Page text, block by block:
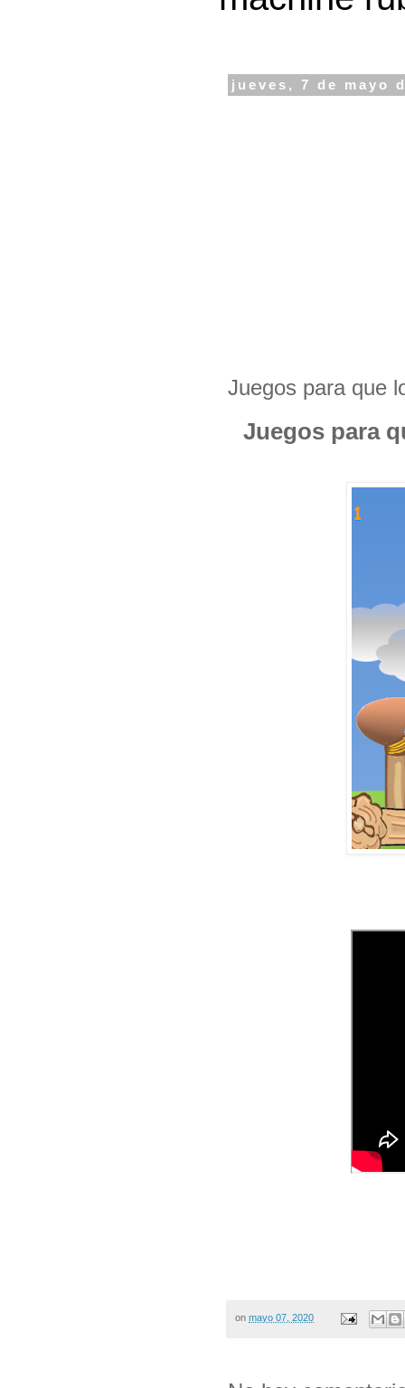
jueves, 7 de mayo
Juegos para que
Juegos para
on mayo 07, 2020